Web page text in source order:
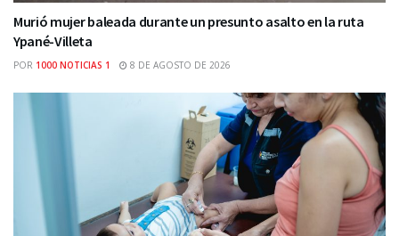
Murió mujer baleada durante un presunto asalto en la ruta
Ypané-Villeta
POR 1000 NOTICIAS 1 8 DE AGOSTO DE 2026